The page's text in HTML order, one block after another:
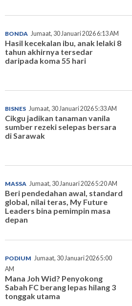
BONDA Jumaat, 30 Januari 2026 6:13 AM
Hasil kecekalan ibu, anak lelaki 8
tahun akhirnya tersedar
daripada koma 55 hari
BISNES Jumaat, 30 Januari 2026 5:33 AM
Cikgu jadikan tanaman vanila
sumber rezeki selepas bersara
di Sarawak
MASSA Jumaat, 30 Januari 2026 5:20 AM
Beri pendedahan awal, standard
global, nilai teras, My Future
Leaders bina pemimpin masa
depan
PODIUM Jumaat, 30 Januari 2026 5:00
AM
Mana Joh Wid? Penyokong
Sabah FC berang lepas hilang 3
tonggak utama